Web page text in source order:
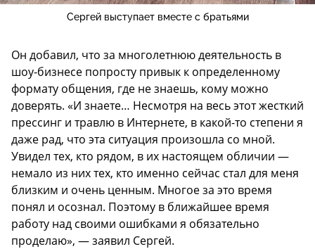
Сергей выступает вместе с братьями
Он добавил, что за многолетнюю деятельность в
шоу-бизнесе попросту привык к определенному
формату общения, где не знаешь, кому можно
доверять. «И знаете… Несмотря на весь этот жесткий
прессинг и травлю в Интернете, в какой-то степени я
даже рад, что эта ситуация произошла со мной.
Увидел тех, кто рядом, в их настоящем обличии —
немало из них тех, кто именно сейчас стал для меня
близким и очень ценным. Многое за это время
понял и осознал. Поэтому в ближайшее время
работу над своими ошибками я обязательно
проделаю», — заявил Сергей.